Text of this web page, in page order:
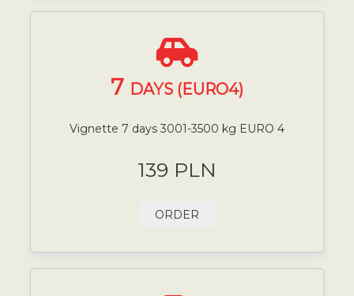
7 DAYS (EURO4)
Vignette 7 days 3001-3500 kg EURO 4
139 PLN
ORDER